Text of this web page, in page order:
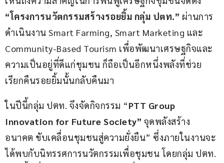
“โครงการนวัตกรรมสร้างรอยยิ้ม กลุ่ม ปตท.” ผ่านการ
ดำเนินงาน Smart Farming, Smart Marketing และ
Community-Based Tourism เพื่อพัฒนาเศรษฐกิจและ
ความเป็นอยู่ที่ดีแก่ชุมชน ก็ถือเป็นอีกหนึ่งพลังที่ช่วย
เรียกคืนรอยยิ้มนั้นกลับคืนมา
ในปีนี้กลุ่ม ปตท. จึงจัดกิจกรรม “PTT Group
Innovation for Future Society” จุดพลังสร้าง
อนาคต ขับเคลื่อนชุมชนสู่ความยั่งยืน” ซึ่งภายในงานจะ
ได้พบกับนิทรรศการนวัตกรรมเพื่อชุมชน โดยกลุ่ม ปตท.